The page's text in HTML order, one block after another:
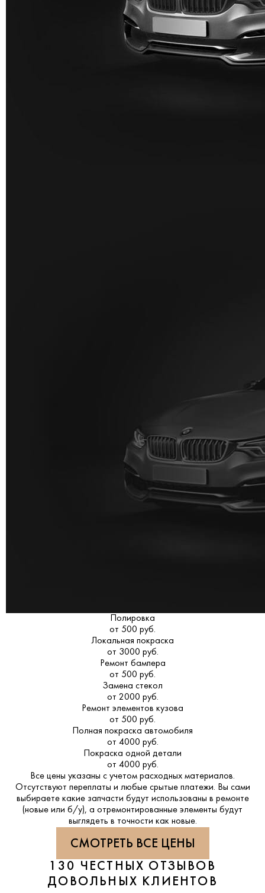
Полировка
от 500 руб.
Локальная покраска
от 3000 руб.
Ремонт бампера
от 500 руб.
Замена стекол
от 2000 руб.
Ремонт элементов кузова
от 500 руб.
Полная покраска автомобиля
от 4000 руб.
Покраска одной детали
от 4000 руб.
Все цены указаны с учетом расходных материалов.
Отсутствуют переплаты и любые срытые платежи. Вы сами
выбираете какие запчасти будут использованы в ремонте
(новые или б/у), а отремонтированные элементы будут
выглядеть в точности как новые.
СМОТРЕТЬ ВСЕ ЦЕНЫ
130 ЧЕСТНЫХ ОТЗЫВОВ
ДОВОЛЬНЫХ КЛИЕНТОВ